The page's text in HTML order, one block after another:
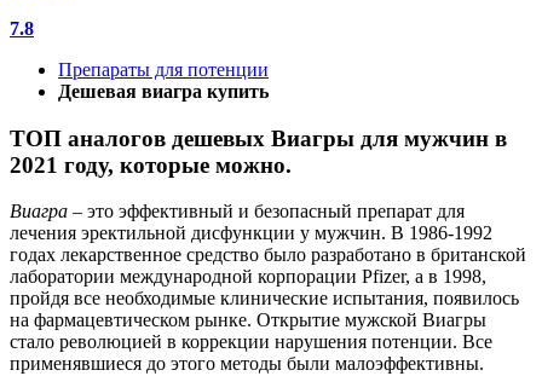
7.8
Препараты для потенции
Дешевая виагра купить
ТОП аналогов дешевых Виагры для мужчин в
2021 году, которые можно.
Виагра – это эффективный и безопасный препарат для
лечения эректильной дисфункции у мужчин. В 1986-1992
годах лекарственное средство было разработано в британской
лаборатории международной корпорации Pfizer, а в 1998,
пройдя все необходимые клинические испытания, появилось
на фармацевтическом рынке. Открытие мужской Виагры
стало революцией в коррекции нарушения потенции. Все
применявшиеся до этого методы были малоэффективны.